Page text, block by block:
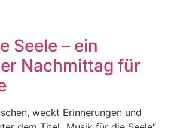
Seele – ein
Nachmittag für
weckt Erinnerungen und